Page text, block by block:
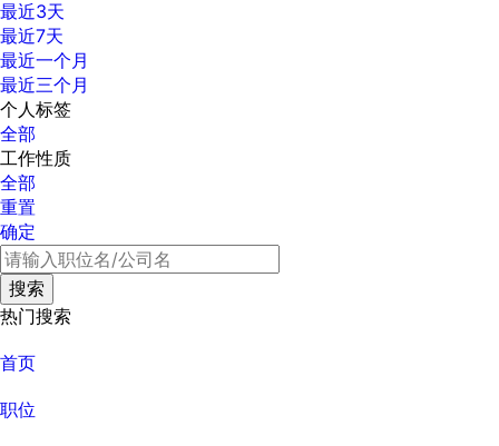
最近3天
最近7天
最近一个月
最近三个月
个人标签
全部
工作性质
全部
重置
确定
热门搜索
首页
职位